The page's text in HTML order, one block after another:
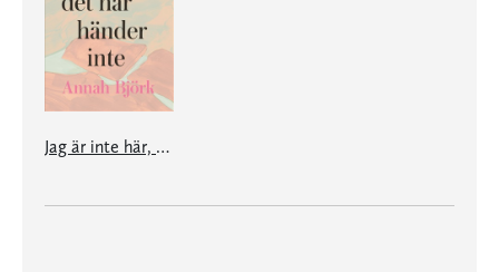
Jag är inte här, det här händer inte